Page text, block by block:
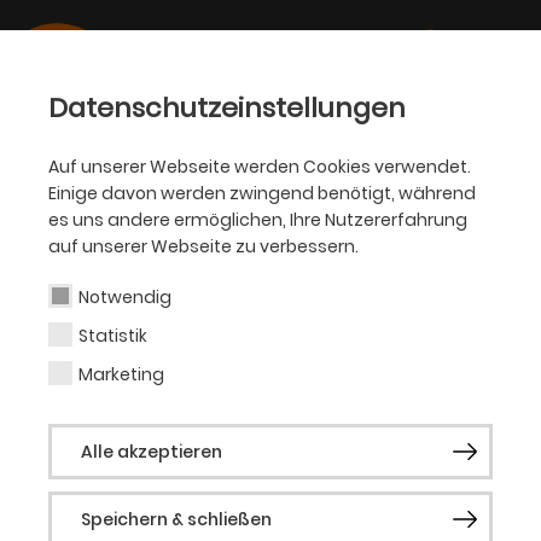
Datenschutzeinstellungen
Auf unserer Webseite werden Cookies verwendet.
Einige davon werden zwingend benötigt, während
es uns andere ermöglichen, Ihre Nutzererfahrung
auf unserer Webseite zu verbessern.
Notwendig
Statistik
Marketing
Alle akzeptieren
Speichern & schließen
SCHAUSPIEL
Voxi Bärenklau
Gast Medienabteilung
Schauspiel
Voxi Bärenklau, geboren 1960, arbeitet seit
1987 als Kameramann in der Kino- und TV-